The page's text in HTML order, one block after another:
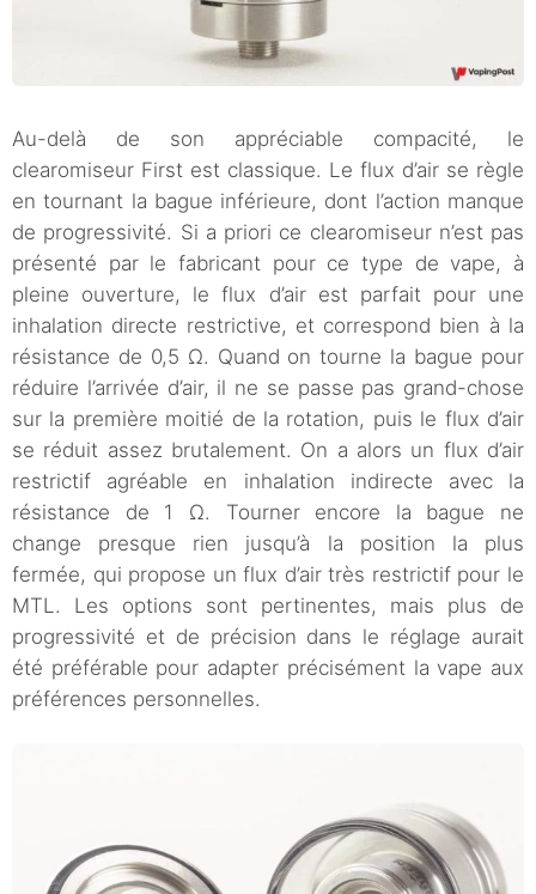
Au-delà de son appréciable compacité, le
clearomiseur First est classique. Le flux d’air se règle
en tournant la bague inférieure, dont l’action manque
de progressivité. Si a priori ce clearomiseur n’est pas
présenté par le fabricant pour ce type de vape, à
pleine ouverture, le flux d’air est parfait pour une
inhalation directe restrictive, et correspond bien à la
résistance de 0,5 Ω. Quand on tourne la bague pour
réduire l’arrivée d’air, il ne se passe pas grand-chose
sur la première moitié de la rotation, puis le flux d’air
se réduit assez brutalement. On a alors un flux d’air
restrictif agréable en inhalation indirecte avec la
résistance de 1 Ω. Tourner encore la bague ne
change presque rien jusqu’à la position la plus
fermée, qui propose un flux d’air très restrictif pour le
MTL. Les options sont pertinentes, mais plus de
progressivité et de précision dans le réglage aurait
été préférable pour adapter précisément la vape aux
préférences personnelles.